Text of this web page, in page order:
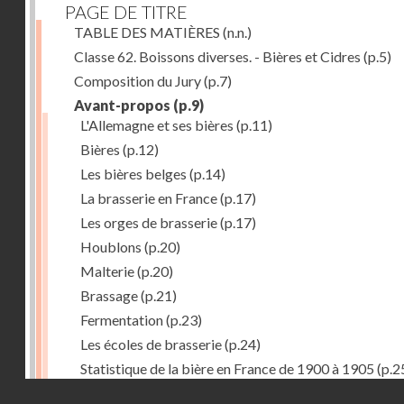
PAGE DE TITRE
TABLE DES MATIÈRES (n.n.)
Classe 62. Boissons diverses. - Bières et Cidres (p.5)
Composition du Jury(p.7)
Avant-propos (p.9)
L'Allemagne et ses bières (p.11)
Bières (p.12)
Les bières belges (p.14)
La brasserie en France(p.17)
Les orges de brasserie(p.17)
Houblons (p.20)
Malterie(p.20)
Brassage(p.21)
Fermentation(p.23)
Les écoles de brasserie(p.24)
Statistique de la bière en France de 1900 à 1905